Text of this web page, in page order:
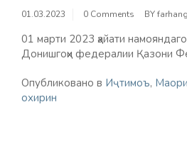
01.03.2023 0 Comments BY
01 марти 2023 ҳайати
Донишгоҳи федералии Қазони
Опубликовано в Иҷтимоъ,
охирин